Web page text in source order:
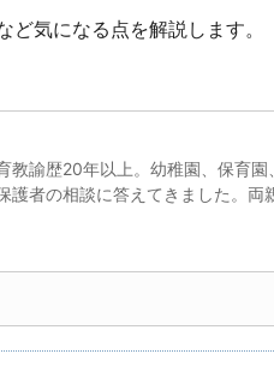
ど気になる点を解説します。
教諭歴20年以上。幼稚園、保育
護者の相談に答えてきました。